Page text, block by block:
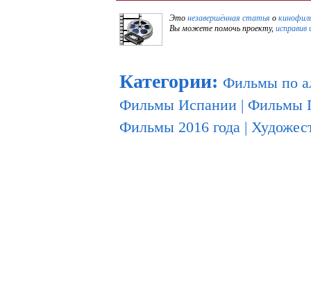
Это незавершённая статья о
Вы можете помочь проекту, исправив
Категории: Фильмы по
Фильмы Испании | Фильмы
Фильмы 2016 года |